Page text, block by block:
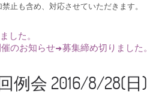
止も含め、対応させていただきます。
した。
のお知らせ→募集締め切りました。
例会 2016/8/28(日)